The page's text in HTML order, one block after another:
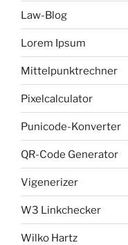
Law-Blog
Lorem Ipsum
Mittelpunktrechner
Pixelcalculator
Punicode-Konverter
QR-Code Generator
Vigenerizer
W3 Linkchecker
Wilko Hartz